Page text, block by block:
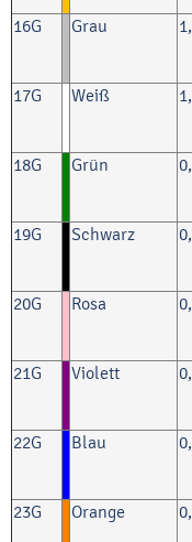
16G Grau
17G Weiß
18G Grün
19G Schwarz
20G Rosa
21G Violett
22G Blau
23G Orange